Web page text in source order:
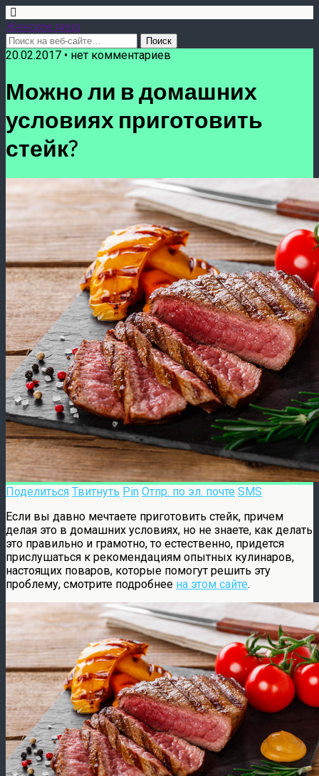
Женское лицо
20.02.2017 • нет комментариев
Можно ли в домашних
условиях приготовить
стейк?
Поделиться Твитнуть Pin Отпр. по эл. почте SMS
Если вы давно мечтаете приготовить стейк, причем
делая это в домашних условиях, но не знаете, как делать
это правильно и грамотно, то естественно, придется
прислушаться к рекомендациям опытных кулинаров,
настоящих поваров, которые помогут решить эту
проблему, смотрите подробнее на этом сайте.